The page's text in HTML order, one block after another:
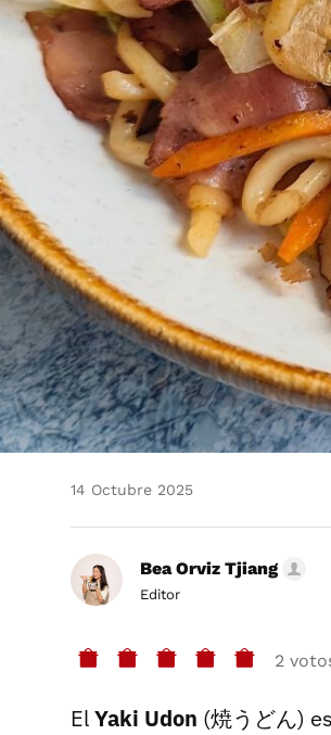
14 Octubre 2025
Bea Orviz Tjiang
Editor
2
ElYaki Udon (焼うどん)